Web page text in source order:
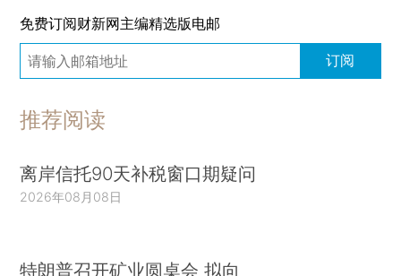
免费订阅财新网主编精选版电邮
订阅
推荐阅读
离岸信托90天补税窗口期疑问
2026年08月08日
特朗普召开矿业圆桌会 拟向